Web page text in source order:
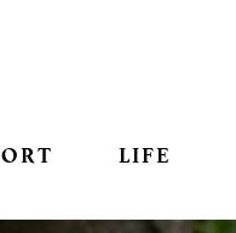
LIFE